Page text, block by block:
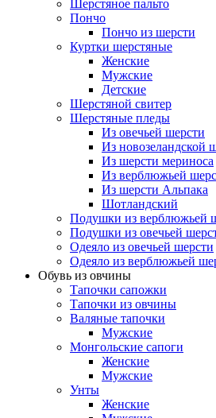
Шерстяное пальто
Пончо
Пончо из шерсти
Куртки шерстяные
Женские
Мужские
Детские
Шерстяной свитер
Шерстяные пледы
Из овечьей шерсти
Из новозеландской
Из шерсти мериноса
Из верблюжьей
Из шерсти Альпака
Шотландский
Подушки из верблюжьей
Подушки из овечьей
Одеяло из овечьей шерсти
Одеяло из верблюжьей
Обувь из овчины
Тапочки сапожки
Тапочки из овчины
Валяные тапочки
Мужские
Монгольские сапоги
Женские
Мужские
Унты
Женские